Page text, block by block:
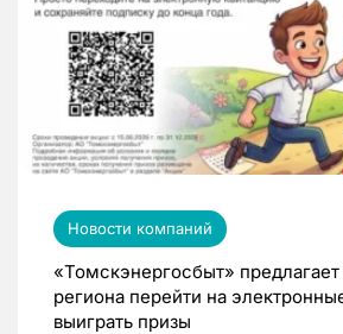
Новости компаний
«Томскэнергосбыт»
региона перейти на
выиграть призы